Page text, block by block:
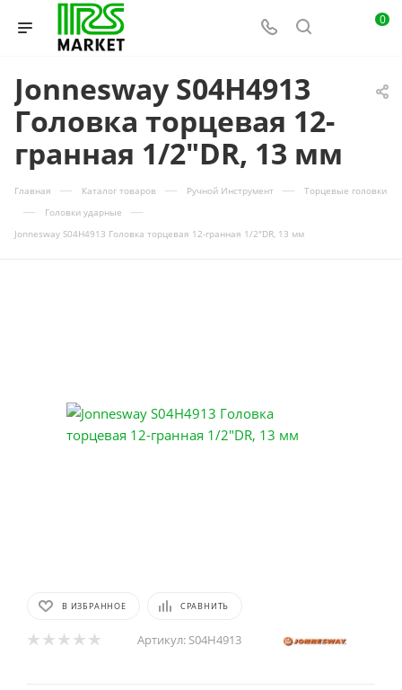
0
Jonnesway S04H4913
Головка торцевая 12-
гранная 1/2"DR, 13 мм
Главная — Каталог товаров — Ручной Инструмент — Торцевые головки
— Головки ударные —
Jonnesway S04H4913 Головка торцевая 12-гранная 1/2"DR, 13 мм
В ИЗБРАННОЕ СРАВНИТЬ
Артикул: S04H4913